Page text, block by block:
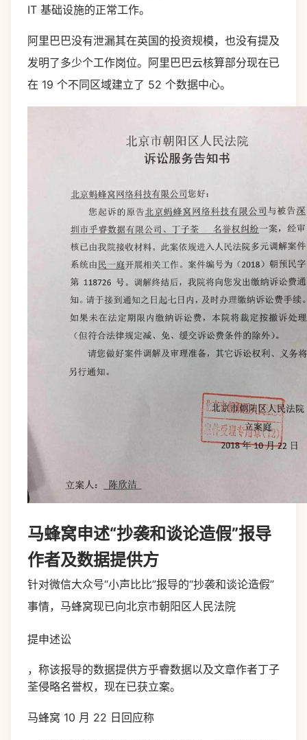
IT 基础设施的正常工作。
阿里巴巴没有泄漏其在英国的投资规模，也没有提及
发明了多少个工作岗位。阿里巴巴云核算部分现在已
在 19 个不同区域建立了 52 个数据中心。
马蜂窝申述“抄袭和谈论造假”报导
作者及数据提供方
针对微信大众号“小声比比”报导的“抄袭和谈论造假”
事情，马蜂窝现已向北京市朝阳区人民法院
提申述讼
，称该报导的数据提供方乎睿数据以及文章作者丁子
荃侵略名誉权，现在已获立案。
马蜂窝 10 月 22 日回应称